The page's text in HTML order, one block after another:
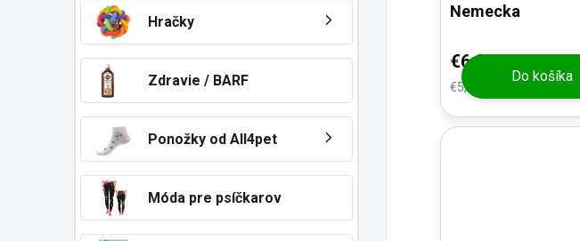
Hračky
Zdravie / BARF
Ponožky od All4pet
Móda pre psíčkarov
Nemecka
€5,12 bez DPH
€6,20
Do košíka